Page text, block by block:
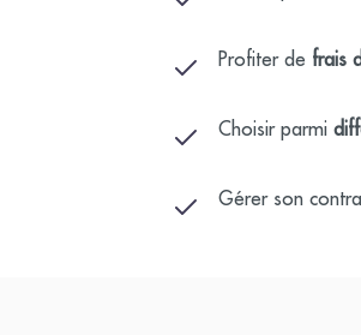
Profiter de frais
Choisir parmi
Gérer son